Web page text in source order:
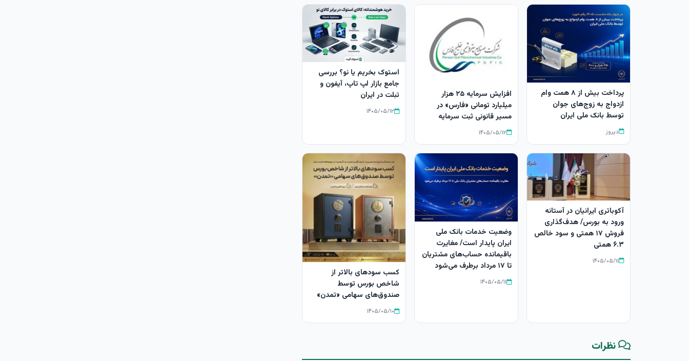
پرداخت بیش از ۸ همت وام
ازدواج به زوج‌های جوان
توسط بانک ملی ایران
دیروز
افزایش سرمایه ۲۵ هزار
میلیارد تومانی «فارس» در
مسیر قانونی ثبت سرمایه
۱۴۰۵/۰۵/۱۲
استوک بخریم یا نو؟ بررسی
جامع بازار لپ‌ تاپ، آیفون و
تبلت در ایران
۱۴۰۵/۰۵/۱۲
آکوباتری ایرانیان در آستانه
ورود به بورس/ هدف‌گذاری
فروش ۱۷ همتی و سود خالص
۶.۳ همتی
۱۴۰۵/۰۵/۱۱
وضعیت خدمات بانک ملی
ایران پایدار است/ مغایرت‌
باقیمانده حساب‌های مشتریان
تا ۱۷ مرداد برطرف می‌شود
۱۴۰۵/۰۵/۱۱
کسب سودهای بالاتر از
شاخص بورس توسط
صندوق‌های سهامی «تمدن»
۱۴۰۵/۰۵/۱۰
نظرات